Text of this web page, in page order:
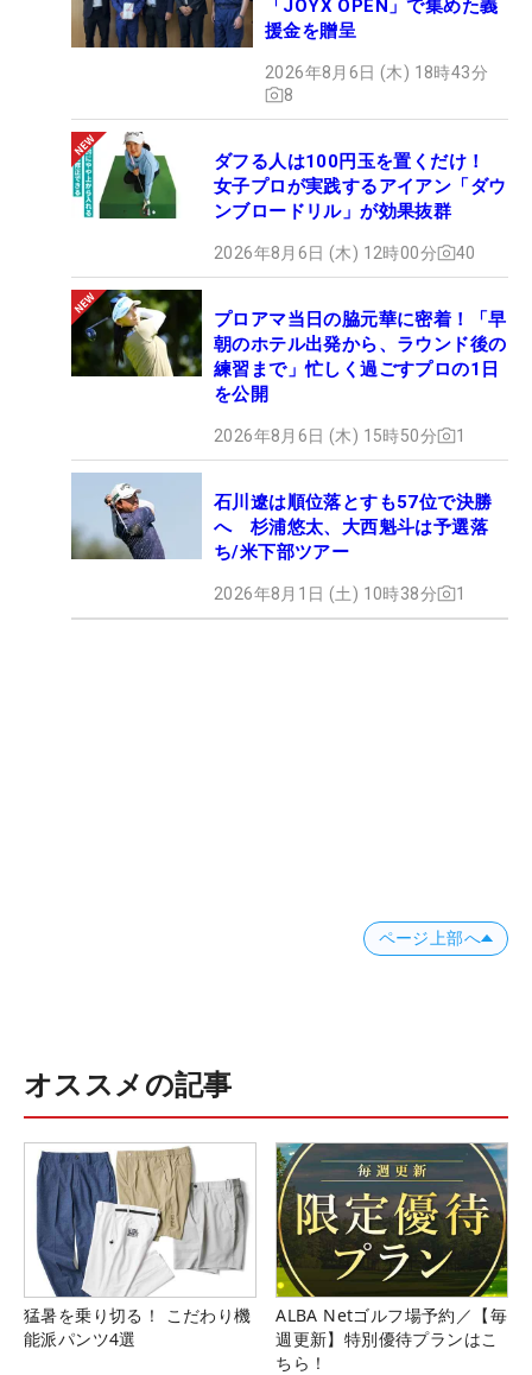
「JOYX OPEN」で集めた義
援金を贈呈
2026年8月6日 (木) 18時43分
8
ダフる人は100円玉を置くだけ！
女子プロが実践するアイアン「ダウ
ンブロードリル」が効果抜群
2026年8月6日 (木) 12時00分 40
プロアマ当日の脇元華に密着！「早
朝のホテル出発から、ラウンド後の
練習まで」忙しく過ごすプロの1日
を公開
2026年8月6日 (木) 15時50分 1
石川遼は順位落とすも57位で決勝
へ 杉浦悠太、大西魁斗は予選落
ち/米下部ツアー
2026年8月1日 (土) 10時38分 1
ページ上部へ
オススメの記事
猛暑を乗り切る！ こだわり機
能派パンツ4選
ALBA Netゴルフ場予約／【毎
週更新】特別優待プランはこ
ちら！